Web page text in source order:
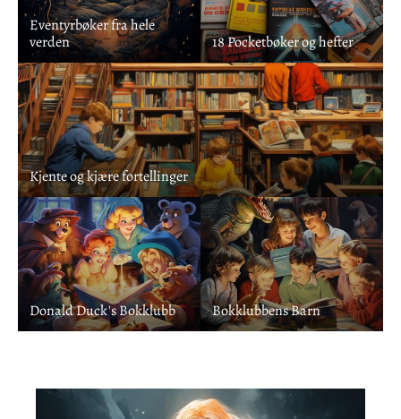
Eventyrbøker fra hele
verden
18 Pocketbøker og hefter
Kjente og kjære fortellinger
Donald Duck's Bokklubb Bokklubbens Barn